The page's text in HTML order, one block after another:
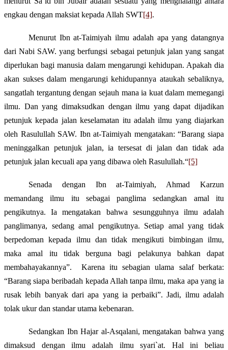
engkau dengan maksiat kepada Allah SWT[4].
Menurut Ibn at-Taimiyah ilmu adalah apa yang datangnya
dari Nabi SAW. yang berfungsi sebagai petunjuk jalan yang sangat
diperlukan bagi manusia dalam mengarungi kehidupan. Apakah dia
akan sukses dalam mengarungi kehidupannya ataukah sebaliknya,
sangatlah tergantung dengan sejauh mana ia kuat dalam memegangi
ilmu. Dan yang dimaksudkan dengan ilmu yang dapat dijadikan
petunjuk kepada jalan keselamatan itu adalah ilmu yang diajarkan
oleh Rasulullah SAW. Ibn at-Taimiyah mengatakan:“Barang siapa
meninggalkan petunjuk jalan, ia tersesat di jalan dan tidak ada
petunjuk jalan kecuali apa yang dibawa oleh Rasulullah.“[5]
Senada dengan Ibnat-Taimiyah, Ahmad Karzun
memandang ilmu itu sebagai panglima sedangkan amal itu
pengikutnya. Ia mengatakan bahwa sesungguhnya ilmu adalah
panglimanya, sedang amal pengikutnya. Setiap amal yang tidak
berpedoman kepada ilmu dan tidak mengikuti bimbingan ilmu,
maka amal itu tidak berguna bagi pelakunya bahkan dapat
membahayakannya”.
Karena itu sebagian ulama salaf berkata:
“Barang siapa beribadah kepada Allah tanpa ilmu, maka apa yang ia
rusak lebih banyak dari apa yang ia perbaiki”. Jadi, ilmu adalah
tolak ukur dan standar utama kebenaran.
Sedangkan Ibn Hajar al-Asqalani, mengatakan bahwa yang
dimaksud dengan ilmu adalah ilmu syari`at. Hal ini beliau